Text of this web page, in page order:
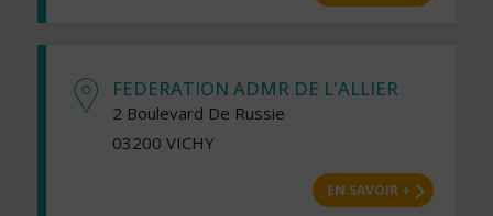
FEDERATION ADMR DE L'ALLIER
2 Boulevard De Russie
03200 VICHY
EN SAVOIR +